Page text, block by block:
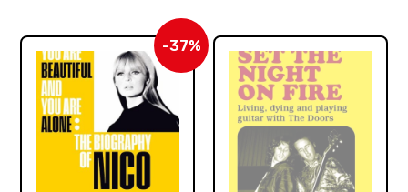
-37%